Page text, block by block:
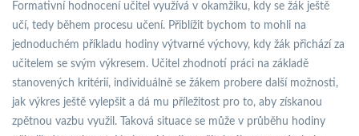
Formativní hodnocení učitel využívá v okamžiku, kdy se žák ještě
učí, tedy během procesu učení. Přiblížit bychom to mohli na
jednoduchém příkladu hodiny výtvarné výchovy, kdy žák přichází za
učitelem se svým výkresem. Učitel zhodnotí práci na základě
stanovených kritérií, individuálně se žákem probere další možnosti,
jak výkres ještě vylepšit a dá mu příležitost pro to, aby získanou
zpětnou vazbu využil. Taková situace se může v průběhu hodiny